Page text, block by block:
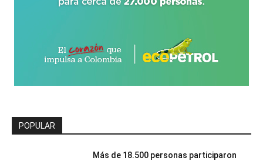
POPULAR
Más de 18.500 personas participaron